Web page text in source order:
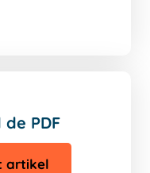
PDF
artikel